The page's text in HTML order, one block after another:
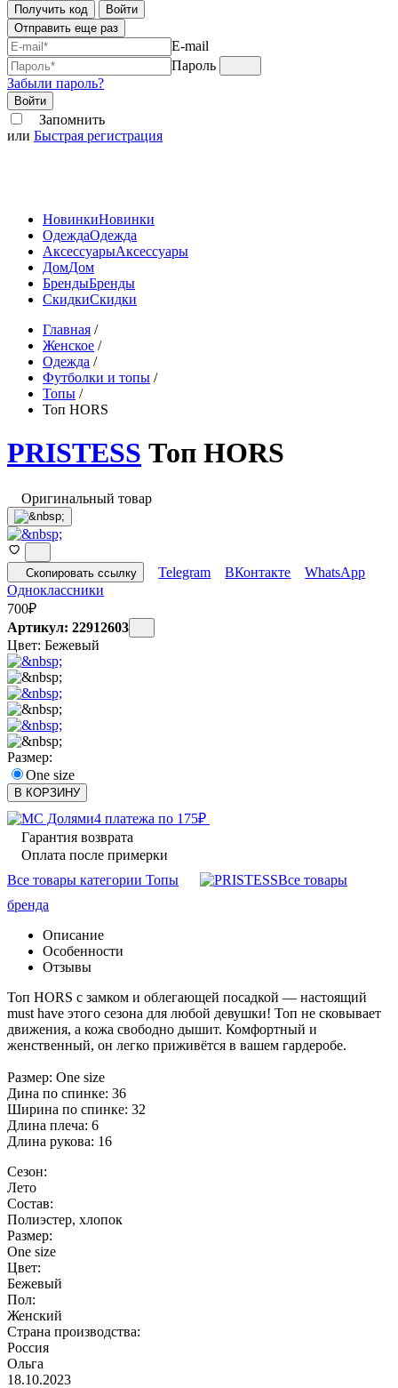
Получить код
Войти
Отправить еще раз
E-mail
Пароль
Забыли пароль?
Войти
Запомнить
или Быстрая регистрация
НовинкиНовинки
ОдеждаОдежда
АксессуарыАксессуары
ДомДом
БрендыБренды
СкидкиСкидки
Главная /
Женское /
Одежда /
Футболки и топы /
Топы /
Топ HORS
PRISTESS Топ HORS
Оригинальный товар
Скопировать ссылку Telegram ВКонтакте
WhatsApp
Одноклассники
700₽
Артикул: 22912603
Цвет: Бежевый
Размер:
One size
В КОРЗИНУ
4 платежа по 175₽
Гарантия возврата
Оплата после примерки
Все товары категории Топы
Все товары
бренда
Описание
Особенности
Отзывы
Топ HORS с замком и облегающей посадкой — настоящий
must have этого сезона для любой девушки! Топ не сковывает
движения, а кожа свободно дышит. Комфортный и
женственный, он легко приживётся в вашем гардеробе.
Размер: One size
Дина по спинке: 36
Ширина по спинке: 32
Длина плеча: 6
Длина рукова: 16
Сезон:
Лето
Состав:
Полиэстер, хлопок
Размер:
One size
Цвет:
Бежевый
Пол:
Женский
Страна производства:
Россия
Ольга
18.10.2023